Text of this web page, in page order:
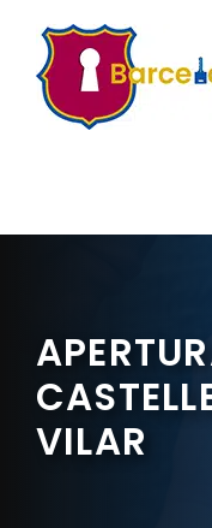
contenido
VILAR